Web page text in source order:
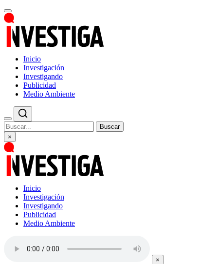
Inicio
Investigación
Investigando
Publicidad
Medio Ambiente
Buscar
×
Inicio
Investigación
Investigando
Publicidad
Medio Ambiente
×